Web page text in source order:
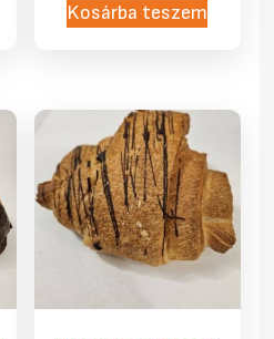
Kosárba teszem